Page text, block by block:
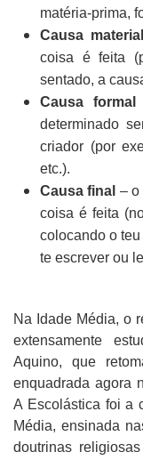
matéria-prima,
Causa material
coisa é feita
sentado, a
Causa formal
determinado
criador (por
etc.).
Causa final – o
coisa é feita
colocando o
te escrever ou
Na Idade Média, o
extensamente
Aquino, que
enquadrada agora
A Escolástica foi a
Média, ensinada
doutrinas